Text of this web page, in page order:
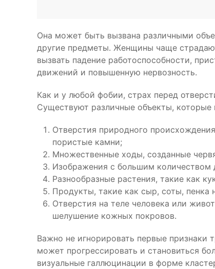
Она может быть вызвана различными
другие предметы. Женщины чаще
вызвать падение работоспособности,
движений и повышенную нервозность.
Как и у любой фобии, страх перед
Существуют различные объекты,
Отверстия природного
пористые камни;
Множественные ходы, созданные
Изображения с большим количеством
Разнообразные растения, такие как
Продукты, такие как сыр, соты,
Отверстия на теле человека или
шелушение кожных покровов.
Важно не игнорировать первые признаки
может прогрессировать и становиться
визуальные галлюцинации в форме